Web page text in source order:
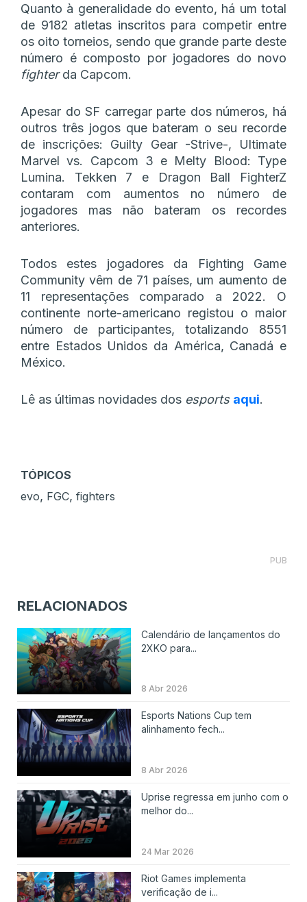
Quanto à generalidade do evento, há um total
de 9182 atletas inscritos para competir entre
os oito torneios, sendo que grande parte deste
número é composto por jogadores do novo
fighterda Capcom.
Apesar do SF carregar parte dos números, há
outros três jogos que bateram o seu recorde
de inscrições: Guilty Gear -Strive-, Ultimate
Marvel vs. Capcom 3 e Melty Blood: Type
Lumina. Tekken 7 e Dragon Ball FighterZ
contaram com aumentos no número de
jogadores mas não bateram os recordes
anteriores.
Todos estes jogadores da Fighting Game
Community vêm de 71 países, um aumento de
11 representações comparado a 2022. O
continente norte-americano registou o maior
número de participantes, totalizando 8551
entre Estados Unidos da América, Canadá e
México.
Lê as últimas novidades dos esports aqui.
TÓPICOS
evo, FGC, fighters
PUB
RELACIONADOS
Calendário de lançamentos do
2XKO para...
8 Abr 2026
Esports Nations Cup tem
alinhamento fech...
8 Abr 2026
Uprise regressa em junho com o
melhor do...
24 Mar 2026
Riot Games implementa
verificação de i...